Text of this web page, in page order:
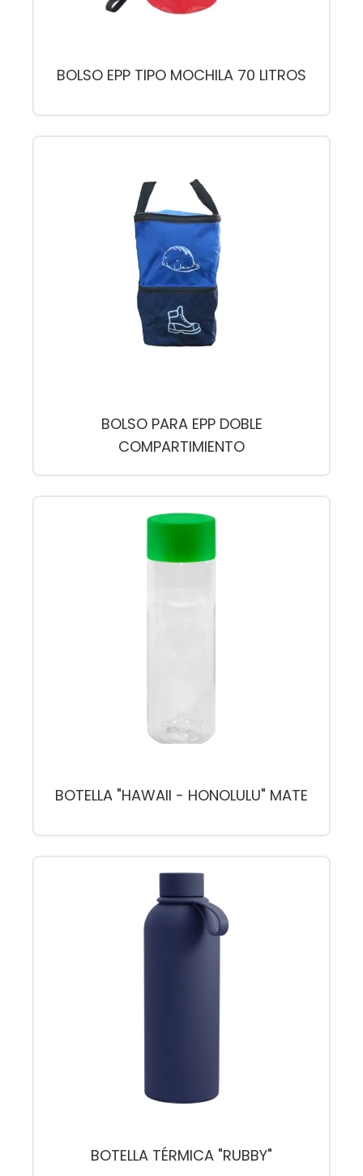
BOLSO EPP TIPO MOCHILA 70 LITROS
BOLSO PARA EPP DOBLE
COMPARTIMIENTO
BOTELLA "HAWAII - HONOLULU" MATE
BOTELLA TÉRMICA "RUBBY"